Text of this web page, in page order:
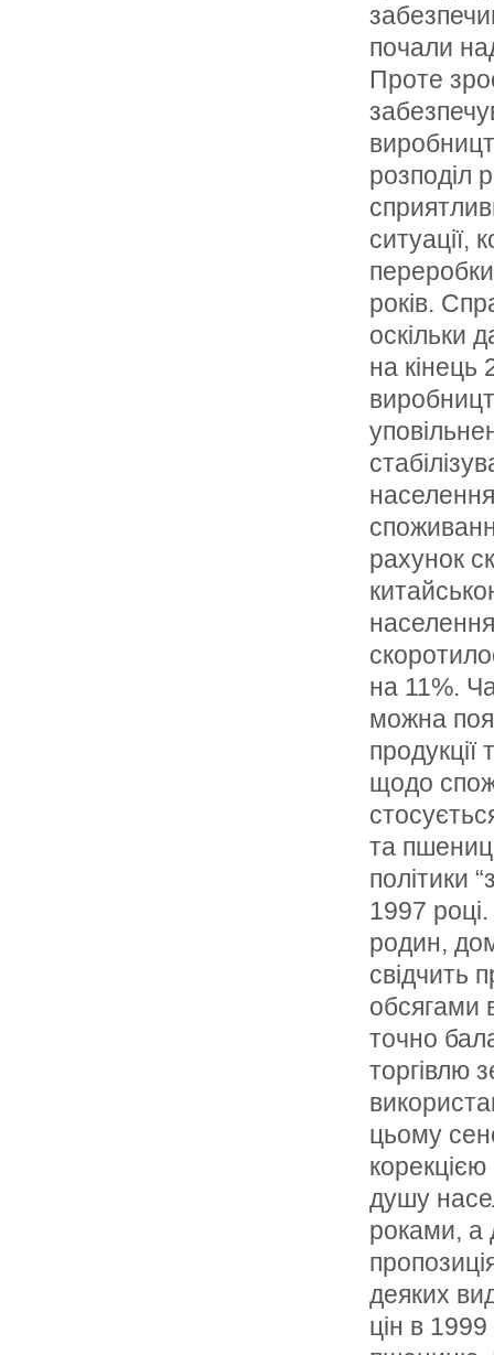
почали
Проте
розподiл
ситуацiї,
рокiв.
оскiльки
на кiнець
рахунок
на 11%.
можна
продукцiї
щодо
та
полiтики
1997 роцi.
родин,
свiдчить
обсягами
точно
торгiвлю
цьому
корекцiєю
душу
роками, а
деяких
цiн в